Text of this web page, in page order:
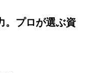
。プロが選ぶ資